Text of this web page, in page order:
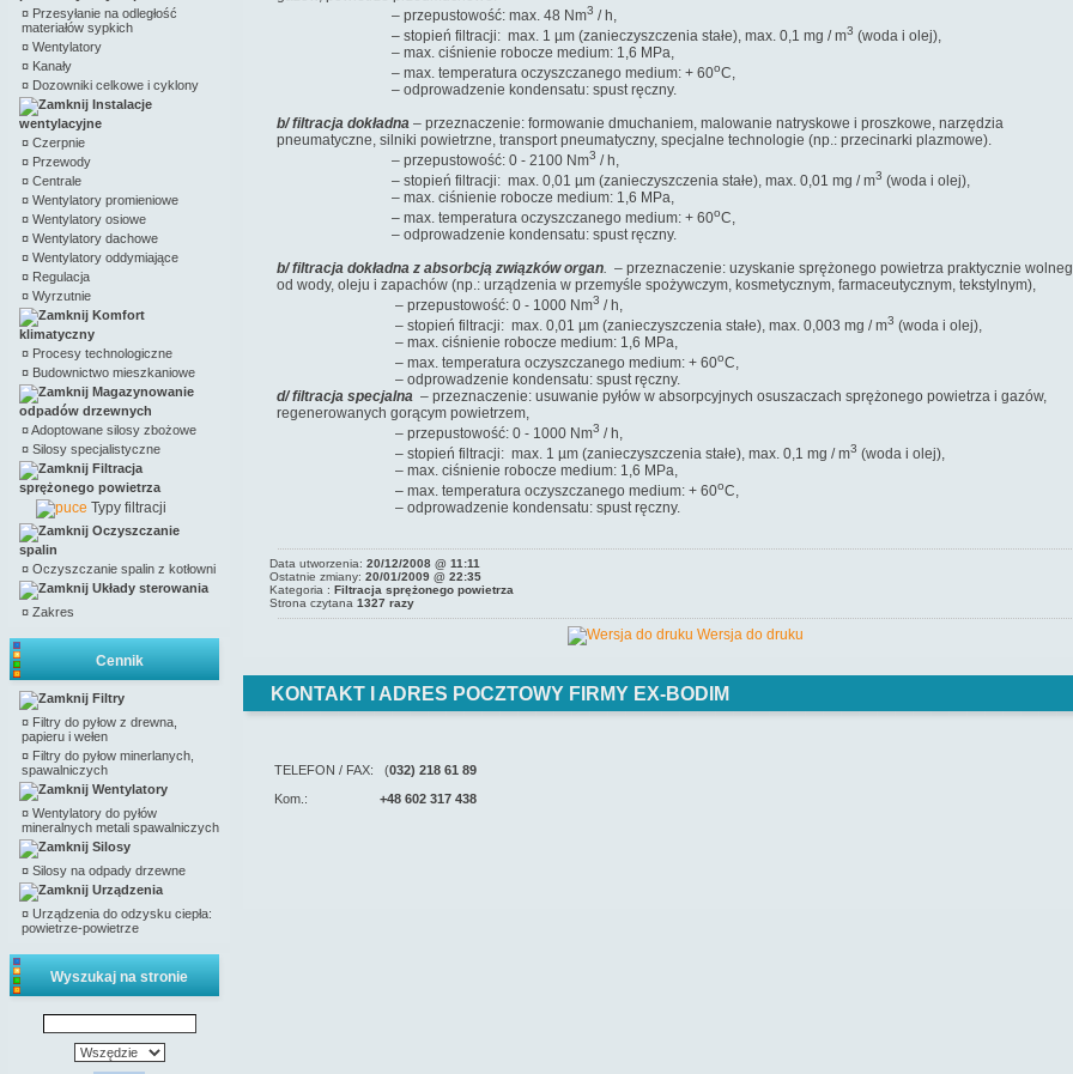
¤ Przesyłanie na odległość
materiałów sypkich
¤ Wentylatory
¤ Kanały
¤ Dozowniki celkowe i cyklony
Instalacje
wentylacyjne
¤ Czerpnie
¤ Przewody
¤ Centrale
¤ Wentylatory promieniowe
¤ Wentylatory osiowe
¤ Wentylatory dachowe
¤ Wentylatory oddymiające
¤ Regulacja
¤ Wyrzutnie
Komfort
klimatyczny
¤ Procesy technologiczne
¤ Budownictwo mieszkaniowe
Magazynowanie
odpadów drzewnych
¤Adoptowane silosy zbożowe
¤ Silosy specjalistyczne
Filtracja
sprężonego powietrza
Typy filtracji
Oczyszczanie
spalin
¤ Oczyszczanie spalin z kotłowni
Układy sterowania
¤ Zakres
Cennik
Filtry
¤ Filtry do pyłow z drewna,
papieru i wełen
¤ Filtry do pyłow minerlanych,
spawalniczych
Wentylatory
¤ Wentylatory do pyłów
mineralnych metali spawalniczych
Silosy
¤ Silosy na odpady drzewne
Urządzenia
¤ Urządzenia do odzysku ciepła:
powietrze-powietrze
Wyszukaj na stronie
– przepustowość: max. 48 Nm3 / h,
– stopień filtracji: max. 1 µm (zanieczyszczenia stałe), max. 0,1 mg / m3 (woda i olej),
– max. ciśnienie robocze medium: 1,6 MPa,
– max. temperatura oczyszczanego medium: + 60oC,
– odprowadzenie kondensatu: spust ręczny.
b/ filtracja dokładna – przeznaczenie: formowanie dmuchaniem, malowanie natryskowe i proszkowe, narzędzia
pneumatyczne, silniki powietrzne, transport pneumatyczny, specjalne technologie (np.: przecinarki plazmowe).
– przepustowość: 0 - 2100 Nm3 / h,
– stopień filtracji: max. 0,01 µm (zanieczyszczenia stałe), max. 0,01 mg / m3 (woda i olej),
– max. ciśnienie robocze medium: 1,6 MPa,
– max. temperatura oczyszczanego medium: + 60oC,
– odprowadzenie kondensatu: spust ręczny.
b/ filtracja dokładna z absorbcją związków organ. – przeznaczenie: uzyskanie sprężonego powietrza praktycznie
od wody, oleju i zapachów (np.: urządzenia w przemyśle spożywczym, kosmetycznym, farmaceutycznym, tekstylnym),
– przepustowość: 0 - 1000 Nm3 / h,
– stopień filtracji: max. 0,01 µm (zanieczyszczenia stałe), max. 0,003 mg / m3 (woda i olej),
– max. ciśnienie robocze medium: 1,6 MPa,
– max. temperatura oczyszczanego medium: + 60oC,
– odprowadzenie kondensatu: spust ręczny.
d/ filtracja specjalna – przeznaczenie: usuwanie pyłów w absorpcyjnych osuszaczach sprężonego powietrza i gazów,
regenerowanych gorącym powietrzem,
– przepustowość: 0 - 1000 Nm3 / h,
– stopień filtracji: max. 1 µm (zanieczyszczenia stałe), max. 0,1 mg / m3 (woda i olej),
– max. ciśnienie robocze medium: 1,6 MPa,
– max. temperatura oczyszczanego medium: + 60oC,
– odprowadzenie kondensatu: spust ręczny.
Data utworzenia: 20/12/2008 @ 11:11
Ostatnie zmiany: 20/01/2009 @ 22:35
Kategoria : Filtracja sprężonego powietrza
Strona czytana 1327 razy
Wersja do druku
KONTAKT I ADRES POCZTOWY FIRMY EX-BODIM
TELEFON / FAX: (032) 218 61 89
Kom.: +48 602 317 438